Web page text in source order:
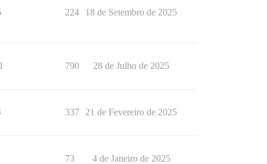
224 18 de Setembro de 2025
790 28 de Julho de 2025
337 21 de Fevereiro de 2025
73 4 de Janeiro de 2025